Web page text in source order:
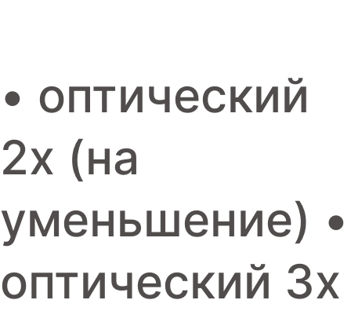
• оптический
2x (на
уменьшение) •
оптический 3x